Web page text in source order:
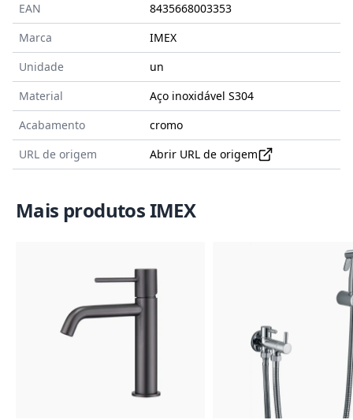
EAN
8435668003353
Marca
IMEX
Unidade
un
Material
Aço inoxidável S304
Acabamento
cromo
URL de origem
Abrir URL de origem
Mais produtos IMEX